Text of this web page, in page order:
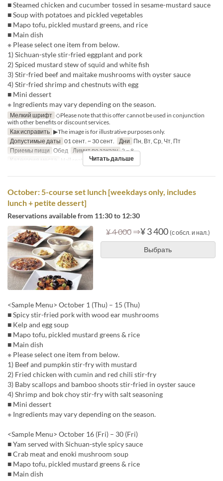
■ Steamed chicken and cucumber tossed in sesame-mustard sauce
■ Soup with potatoes and pickled vegetables
■ Mapo tofu, pickled mustard greens, and rice
■ Main dish
※ Please select one item from below.
1) Sichuan-style stir-fried eggplant and pork
2) Spiced mustard stew of squid and white fish
3) Stir-fried beef and maitake mushrooms with oyster sauce
4) Stir-fried shrimp and chestnuts with egg
■ Mini dessert
※ Ingredients may vary depending on the season.
Мелкий шрифт ◇Please note that this offer cannot be used in conjunction
with other benefits or discount services.
Как исправить ▶The image is for illustrative purposes only.
Допустимые даты 01 сент. ~ 30 сент. Дни Пн, Вт, Ср, Чт, Пт
Приемы пищи Обед Лимит по заказу 2 ~ 8
Категория места
Hall seats Читать дальше
October: 5-course set lunch [weekdays only, includes
lunch + petite dessert]
Reservations available from 11:30 to 12:30
¥ 4 000 ⇒¥ 3 400 (с обсл. и нал.)
Выбрать
<Sample Menu> October 1 (Thu) – 15 (Thu)
■ Spicy stir-fried pork with wood ear mushrooms
■ Kelp and egg soup
■ Mapo tofu, pickled mustard greens & rice
■ Main dish
※ Please select one item from below.
1) Beef and pumpkin stir-fry with mustard
2) Fried chicken with cumin and red chili stir-fry
3) Baby scallops and bamboo shoots stir-fried in oyster sauce
4) Shrimp and bok choy stir-fry with salt seasoning
■ Mini dessert
※ Ingredients may vary depending on the season.
<Sample Menu> October 16 (Fri) – 30 (Fri)
■ Yam served with Sichuan-style spicy sauce
■ Crab meat and enoki mushroom soup
■ Mapo tofu, pickled mustard greens & rice
■ Main dish